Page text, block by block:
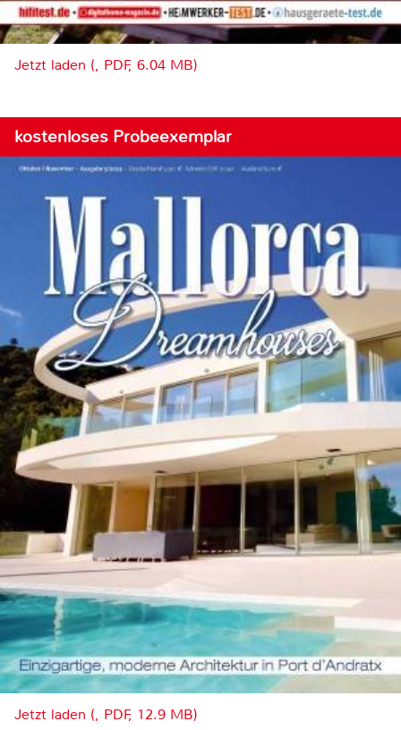
Jetzt laden (, PDF, 6.04 MB)
kostenloses Probeexemplar
Jetzt laden (, PDF, 12.9 MB)